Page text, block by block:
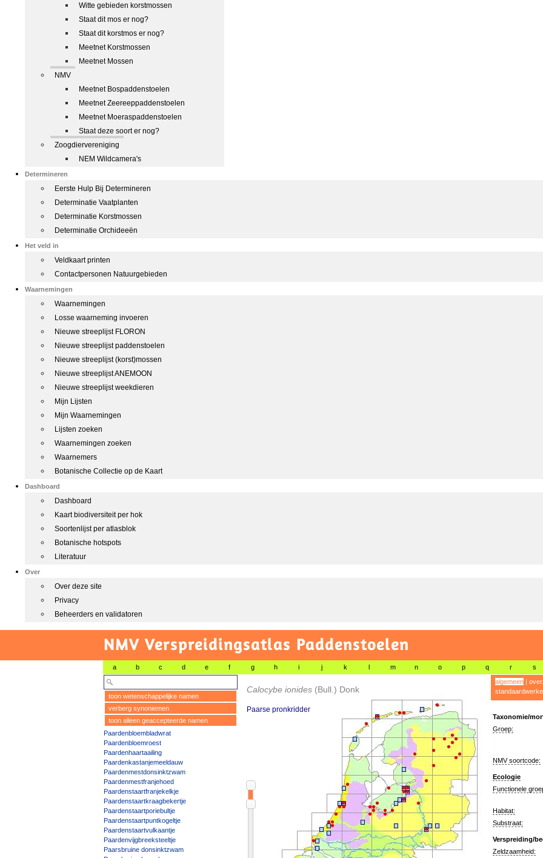
Witte gebieden korstmossen
Staat dit mos er nog?
Staat dit korstmos er nog?
Meetnet Korstmossen
Meetnet Mossen
NMV
Meetnet Bospaddenstoelen
Meetnet Zeereeppaddenstoelen
Meetnet Moeraspaddenstoelen
Staat deze soort er nog?
Zoogdiervereniging
NEM Wildcamera's
Determineren
Eerste Hulp Bij Determineren
Determinatie Vaatplanten
Determinatie Korstmossen
Determinatie Orchideeën
Het veld in
Veldkaart printen
Contactpersonen Natuurgebieden
Waarnemingen
Waarnemingen
Losse waarneming invoeren
Nieuwe streeplijst FLORON
Nieuwe streeplijst paddenstoelen
Nieuwe streeplijst (korst)mossen
Nieuwe streeplijst ANEMOON
Nieuwe streeplijst weekdieren
Mijn Lijsten
Mijn Waarnemingen
Lijsten zoeken
Waarnemingen zoeken
Waarnemers
Botanische Collectie op de Kaart
Dashboard
Dashboard
Kaart biodiversiteit per hok
Soortenlijst per atlasblok
Botanische hotspots
Literatuur
Over
Over deze site
Privacy
Beheerders en validatoren
NMV Verspreidingsatlas Paddenstoelen
a b c d e f g h i j k l m n o p q r s
toon wetenschappelijke namen
verberg synoniemen
toon alleen geaccepteerde namen
Paardenbloembladwrat
Paardenbloemroest
Paardenhaartaailing
Paardenkastanjemeeldauw
Paardenmestdonsinktzwam
Paardenmestfranjehoed
Paardenstaartfranjekelkje
Paardenstaartkraagbekertje
Paardenstaartporiebultje
Paardenstaartpuntkogeltje
Paardenstaartvulkaantje
Paardenvijgbreeksteeltje
Paarsbruine donsinktzwam
Calocybe ionides (Bull.) Donk
Paarse pronkridder
algemeen|
Taxonomie/
Groep:
NMV soortcode:
Ecologie
Functionele
Habitat:
Substraat:
Verspreiding/
Zeldzaamheid: